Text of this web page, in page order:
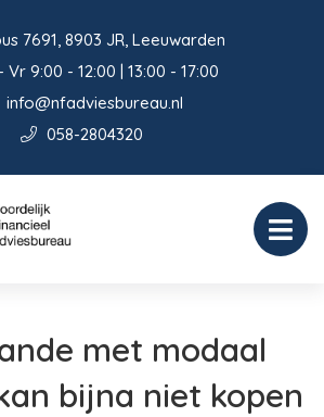
7691, 8903 JR, Leeuwarden
Vr 9:00 - 12:00 | 13:00 - 17:00
info@nfadviesbureau.nl
058-2804320
met modaal
bijna niet kopen